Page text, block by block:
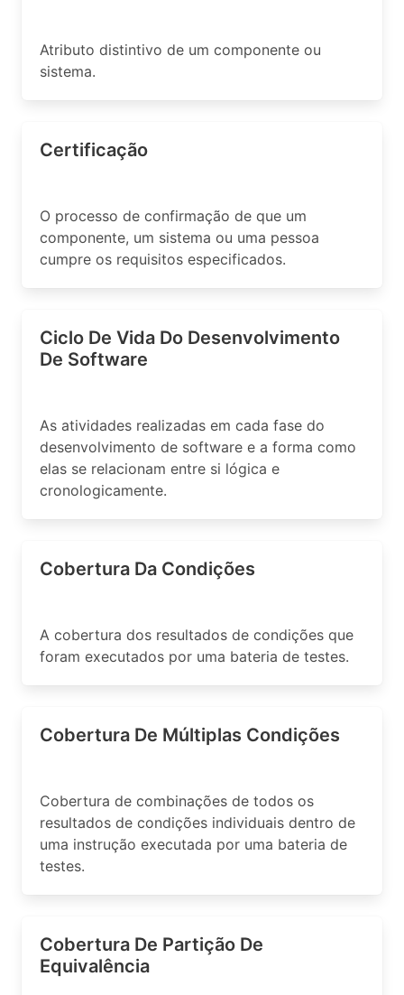
Atributo distintivo de um componente ou
sistema.
Certificação
O processo de confirmação de que um
componente, um sistema ou uma pessoa
cumpre os requisitos especificados.
Ciclo De Vida Do Desenvolvimento
De Software
As atividades realizadas em cada fase do
desenvolvimento de software e a forma como
elas se relacionam entre si lógica e
cronologicamente.
Cobertura Da Condições
A cobertura dos resultados de condições que
foram executados por uma bateria de testes.
Cobertura De Múltiplas Condições
Cobertura de combinações de todos os
resultados de condições individuais dentro de
uma instrução executada por uma bateria de
testes.
Cobertura De Partição De
Equivalência